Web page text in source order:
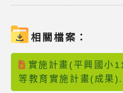
相關檔案：
實施計畫(平興國小
等教育實施計畫(成果